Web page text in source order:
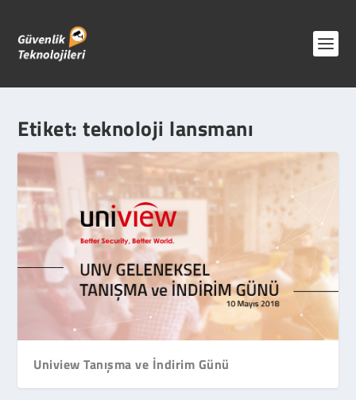
Etiket:teknoloji lansmanı
Uniview Tanışma ve İndirim Günü